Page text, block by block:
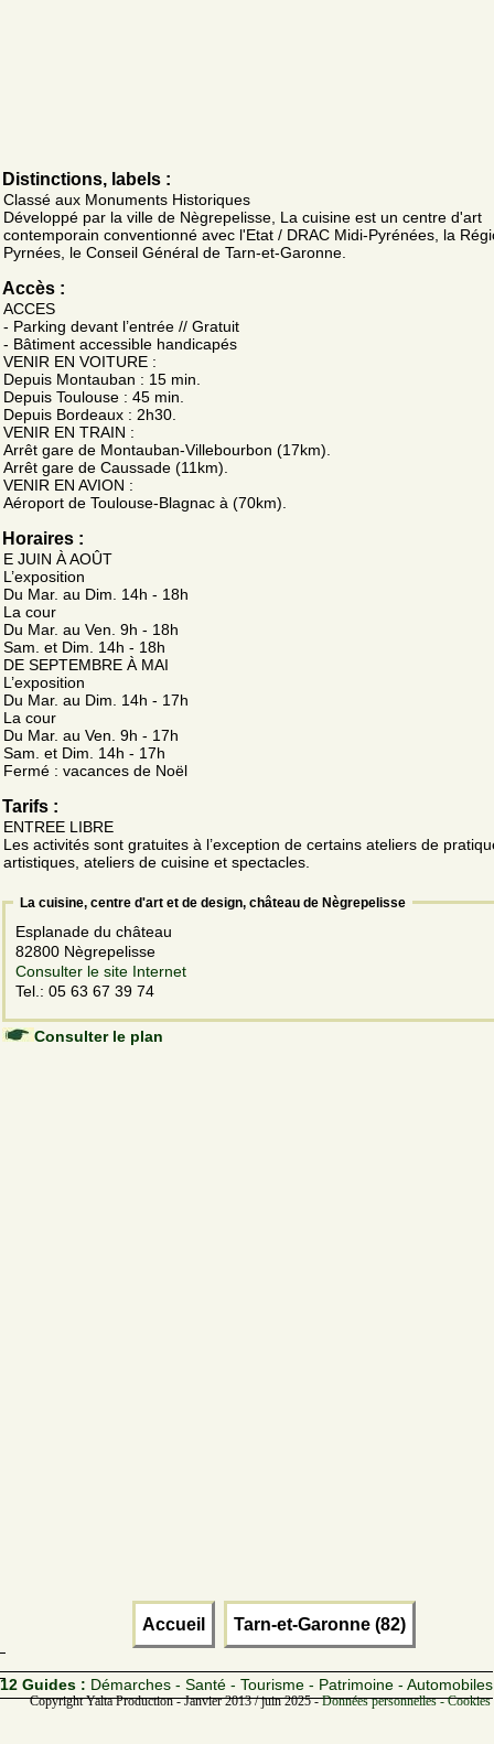
Distinctions, labels :
Classé aux Monuments Historiques
Développé par la ville de Nègrepelisse, La cuisine est un centre d'art
contemporain conventionné avec l'Etat / DRAC Midi-Pyrénées, la
Pyrnées, le Conseil Général de Tarn-et-Garonne.
Accès :
ACCES
- Parking devant l’entrée // Gratuit
- Bâtiment accessible handicapés
VENIR EN VOITURE :
Depuis Montauban : 15 min.
Depuis Toulouse : 45 min.
Depuis Bordeaux : 2h30.
VENIR EN TRAIN :
Arrêt gare de Montauban-Villebourbon (17km).
Arrêt gare de Caussade (11km).
VENIR EN AVION :
Aéroport de Toulouse-Blagnac à (70km).
Horaires :
E JUIN À AOÛT
L’exposition
Du Mar. au Dim. 14h - 18h
La cour
Du Mar. au Ven. 9h - 18h
Sam. et Dim. 14h - 18h
DE SEPTEMBRE À MAI
L’exposition
Du Mar. au Dim. 14h - 17h
La cour
Du Mar. au Ven. 9h - 17h
Sam. et Dim. 14h - 17h
Fermé : vacances de Noël
Tarifs :
ENTREE LIBRE
Les activités sont gratuites à l’exception de certains ateliers de
artistiques, ateliers de cuisine et spectacles.
La cuisine, centre d'art et de design, château de Nègrepelisse
Esplanade du château
82800 Nègrepelisse
Consulter le site Internet
Tel.: 05 63 67 39 74
Consulter le plan
Accueil Tarn-et-Garonne (82)
12 Guides : Démarches - Santé - Tourisme - Patrimoine - Automobiles
Copyright Yalta Production - Janvier 2013 / juin 2025 -Données personnelles -